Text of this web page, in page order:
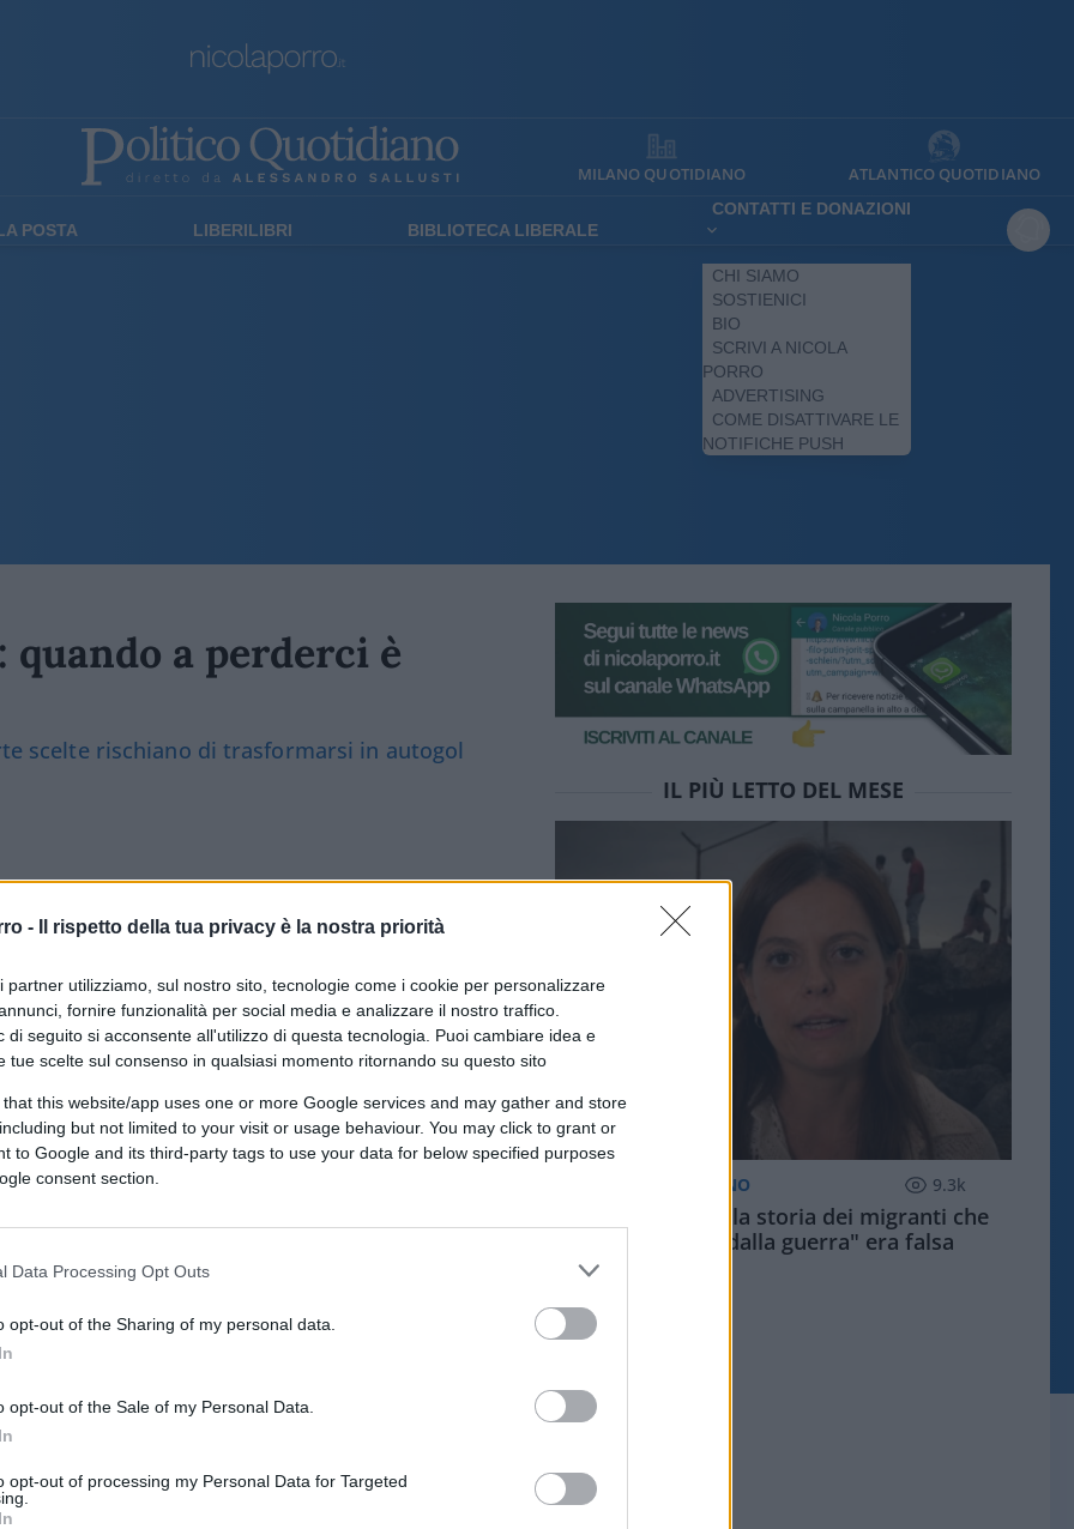
- Il rispetto della tua privacy è la nostra priorità
partner utilizziamo, sul nostro sito, tecnologie come i cookie per personalizzare
fornire funzionalità per social media e analizzare il nostro traffico.
di seguito si acconsente all'utilizzo di questa tecnologia. Puoi cambiare idea e
tue scelte sul consenso in qualsiasi momento ritornando su questo sito
that this website/app uses one or more Google services and may gather and store
but not limited to your visit or usage behaviour. You may click to grant or
to Google and its third-party tags to use your data for below specified purposes
consent section.
Data Processing Opt Outs
opt-out of the Sharing of my personal data.
opt-out of the Sale of my Personal Data.
opt-out of processing my Personal Data for Targeted
MILANO QUOTIDIANO ATLANTICO QUOTIDIANO
POSTA LIBERILIBRI BIBLIOTECA LIBERALE
CONTATTI E DONAZIONI
CHI SIAMO
SOSTIENICI
BIO
SCRIVI A NICOLA
PORRO
ADVERTISING
COME DISATTIVARE LE
NOTIFICHE PUSH
a perderci è
scelte rischiano di trasformarsi in autogol
GPT Image 1.5 di OpenAI
IL PIÙ LETTO DEL MESE
POLITICO QUOTIDIANO 9.3k
Salis confessa: la storia dei migranti che
"scappano dalla guerra" era falsa